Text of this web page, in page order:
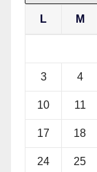
L M
3 4
10 11
17 18
24 25